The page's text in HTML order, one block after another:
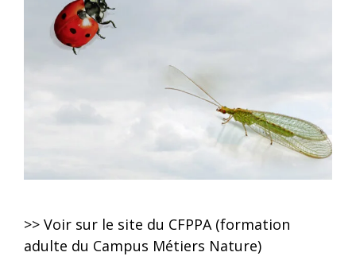
>> Voir sur le site du CFPPA (formation
adulte du Campus Métiers Nature)